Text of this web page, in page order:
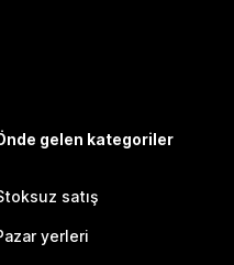
gelen kategoriler
satış
yerleri